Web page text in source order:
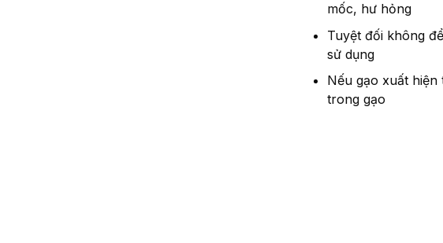
mốc, hư hỏng
Tuyệt đối không
sử dụng
Nếu gạo xuất
trong gạo